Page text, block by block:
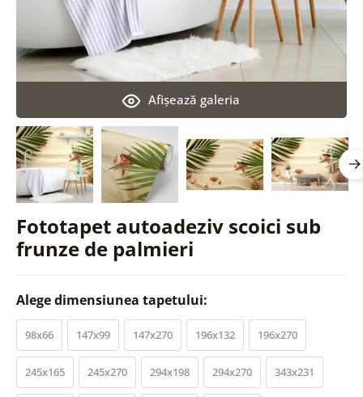
Fototapet autoadeziv scoici sub
frunze de palmieri
Afişează galeria
Alege dimensiunea tapetului:
98x66 147x99 147x270 196x132 196x270
245x165 245x270 294x198 294x270 343x231